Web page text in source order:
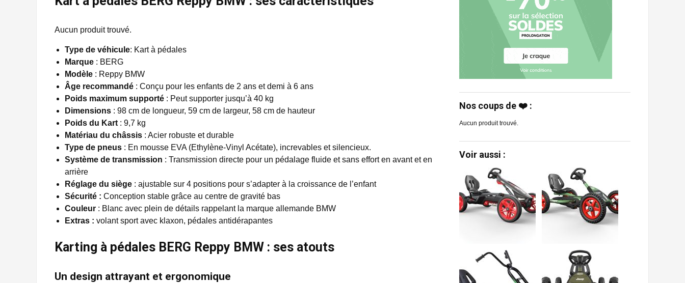
Aucun produit trouvé.
Type de véhicule: Kart à pédales
Marque : BERG
Modèle : Reppy BMW
Âge recommandé : Conçu pour les enfants de 2 ans et demi à 6 ans
Poids maximum supporté : Peut supporter jusqu’à 40 kg
Dimensions : 98 cm de longueur, 59 cm de largeur, 58 cm de hauteur
Poids du Kart : 9,7 kg
Matériau du châssis : Acier robuste et durable
Type de pneus : En mousse EVA (Ethylène-Vinyl Acétate), increvables et silencieux.
Système de transmission : Transmission directe pour un pédalage fluide et sans effort en avant et en
arrière
Réglage du siège : ajustable sur 4 positions pour s’adapter à la croissance de l’enfant
Sécurité : Conception stable grâce au centre de gravité bas
Couleur : Blanc avec plein de détails rappelant la marque allemande BMW
Extras : volant sport avec klaxon, pédales antidérapantes
Karting à pédales BERG Reppy BMW : ses atouts
Un design attrayant et ergonomique
Nos coups de ❤️ :
Aucun produit trouvé.
Voir aussi :